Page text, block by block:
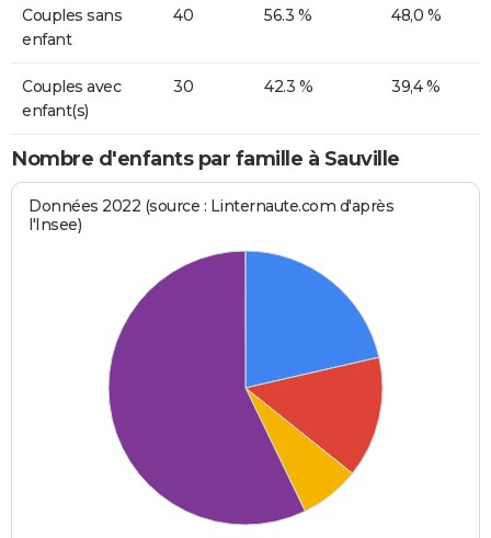
Couples sans
enfant
40 56.3 % 48,0 %
Couples avec
enfant(s)
30 42.3 % 39,4 %
Nombre d'enfants par famille à Sauville
Données 2022 (source : Linternaute.com d'après
l'Insee)